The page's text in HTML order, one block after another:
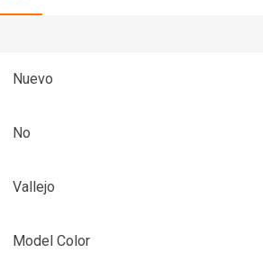
Nuevo
No
Vallejo
Model Color